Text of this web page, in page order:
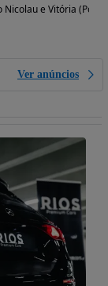
Nicolau e Vitória (Porto)
Ver anúncios